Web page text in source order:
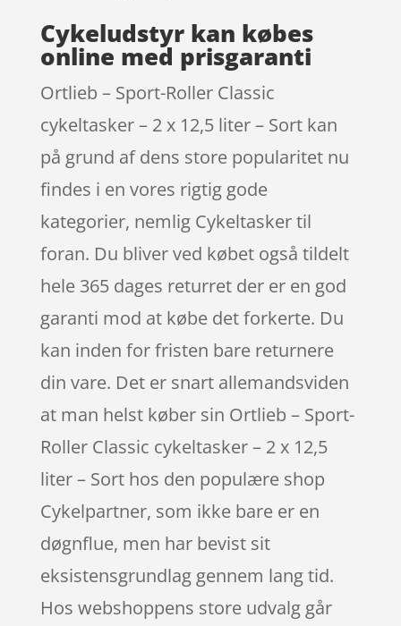
Cykeludstyr kan købes
online med prisgaranti
Ortlieb – Sport-Roller Classic
cykeltasker – 2 x 12,5 liter – Sort kan
på grund af dens store popularitet nu
findes i en vores rigtig gode
kategorier, nemlig Cykeltasker til
foran. Du bliver ved købet også tildelt
hele 365 dages returret der er en god
garanti mod at købe det forkerte. Du
kan inden for fristen bare returnere
din vare. Det er snart allemandsviden
at man helst køber sin Ortlieb – Sport-
Roller Classic cykeltasker – 2 x 12,5
liter – Sort hos den populære shop
Cykelpartner, som ikke bare er en
døgnflue, men har bevist sit
eksistensgrundlag gennem lang tid.
Hos webshoppens store udvalg går